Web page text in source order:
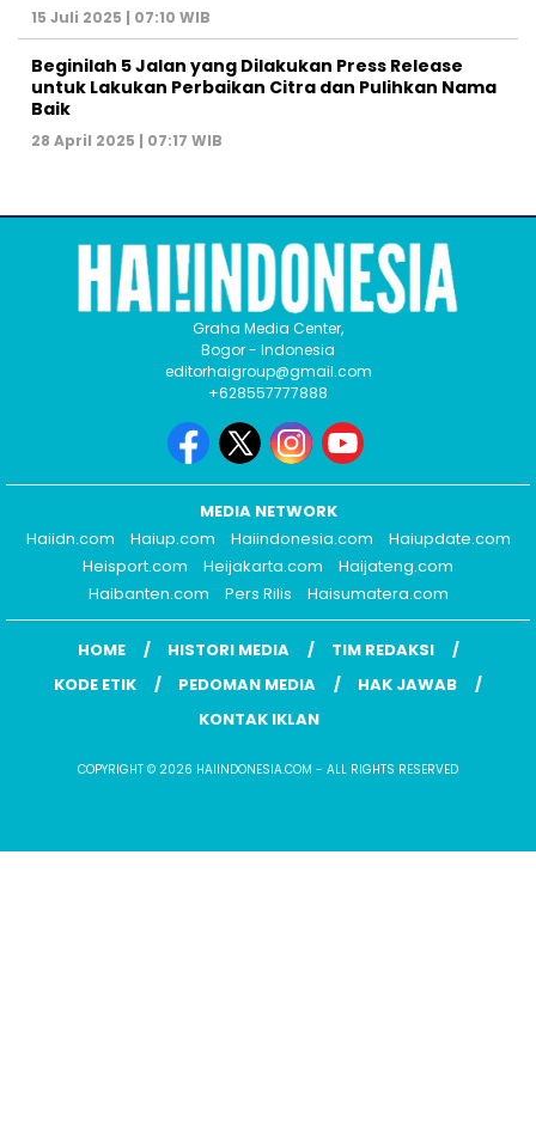
15 Juli 2025 | 07:10 WIB
Beginilah 5 Jalan yang Dilakukan Press Release
untuk Lakukan Perbaikan Citra dan Pulihkan Nama
Baik
28 April 2025 | 07:17 WIB
Graha Media Center,
Bogor - Indonesia
editorhaigroup@gmail.com
+628557777888
MEDIA NETWORK
Haiidn.com
Haiup.com Haiindonesia.com
Haiupdate.com
Heisport.com
Heijakarta.com
Haijateng.com
Haibanten.com
Pers Rilis Haisumatera.com
HOME HISTORI MEDIA
TIM REDAKSI
KODE ETIK
PEDOMAN MEDIA
HAK JAWAB
KONTAK IKLAN
COPYRIGHT © 2026 HAIINDONESIA.COM - ALL RIGHTS RESERVED